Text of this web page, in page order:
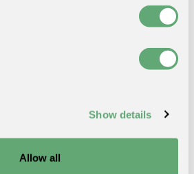
Show details
Allow all
3 435,00 €
serez toujours bien installés pour